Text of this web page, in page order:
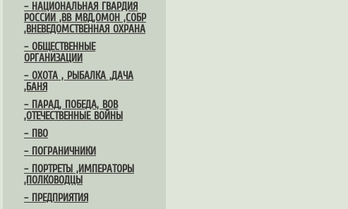
– НАЦИОНАЛЬНАЯ ГВАРДИЯ
РОССИИ ,ВВ МВД,ОМОН ,СОБР
,ВНЕВЕДОМСТВЕННАЯ ОХРАНА
– ОБЩЕСТВЕННЫЕ
ОРГАНИЗАЦИИ
– ОХОТА , РЫБАЛКА ,ДАЧА
,БАНЯ
– ПАРАД, ПОБЕДА, ВОВ
,ОТЕЧЕСТВЕННЫЕ ВОЙНЫ
– ПВО
– ПОГРАНИЧНИКИ
– ПОРТРЕТЫ ,ИМПЕРАТОРЫ
,ПОЛКОВОДЦЫ
– ПРЕДПРИЯТИЯ